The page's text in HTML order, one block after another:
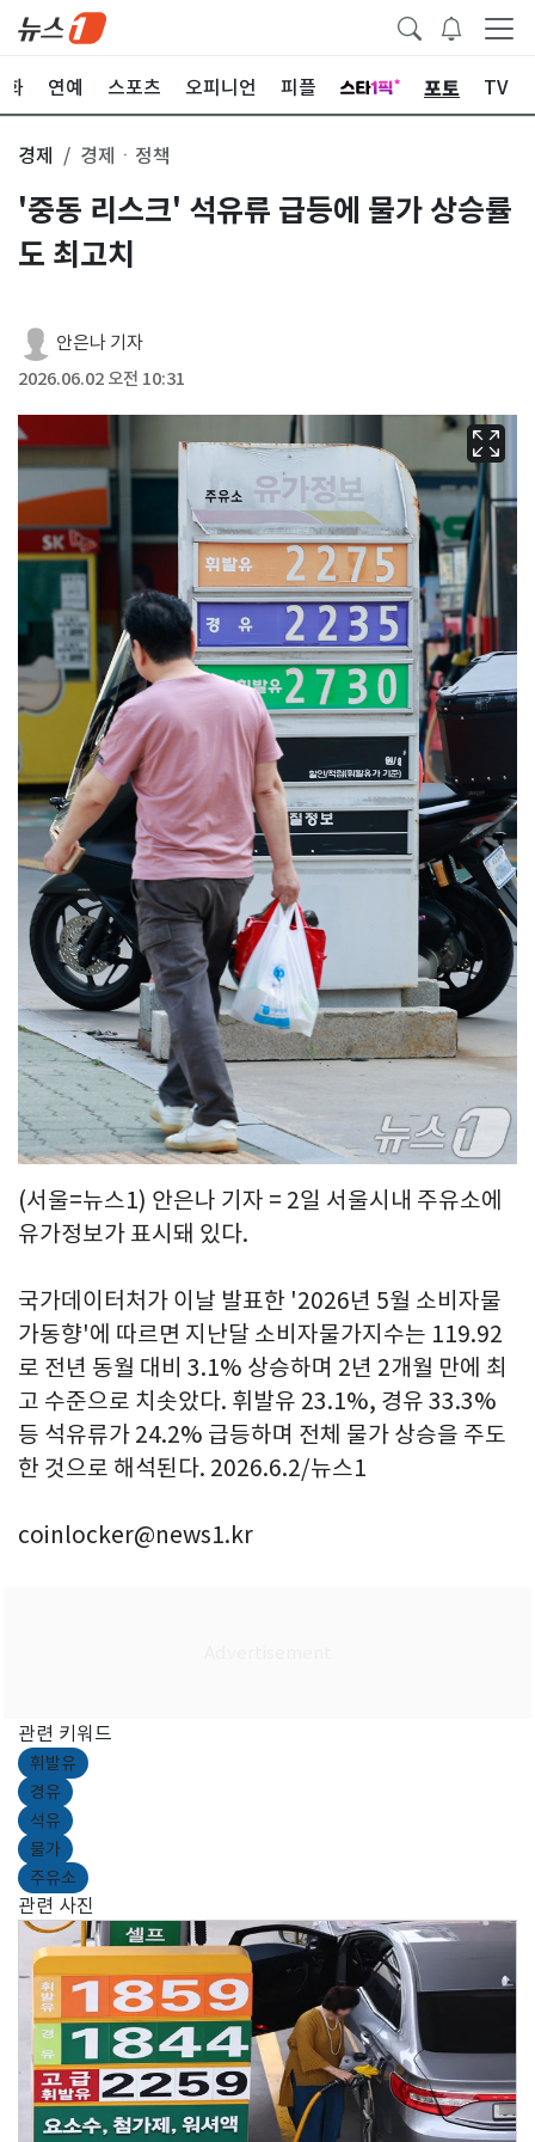
화 연예 스포츠 오피니언 피플 포토 TV
경제 경제ㆍ정책
'중동 리스크' 석유류 급등에 물가 상승률
도 최고치
안은나 기자
2026.06.02 오전 10:31
(서울=뉴스1) 안은나 기자 = 2일 서울시내 주유소에
유가정보가 표시돼 있다.
국가데이터처가 이날 발표한 '2026년 5월 소비자물
가동향'에 따르면 지난달 소비자물가지수는 119.92
로 전년 동월 대비 3.1% 상승하며 2년 2개월 만에 최
고 수준으로 치솟았다. 휘발유 23.1%, 경유 33.3%
등 석유류가 24.2% 급등하며 전체 물가 상승을 주도
한 것으로 해석된다. 2026.6.2/뉴스1
coinlocker@news1.kr
관련 키워드
휘발유
경유
석유
물가
주유소
관련 사진